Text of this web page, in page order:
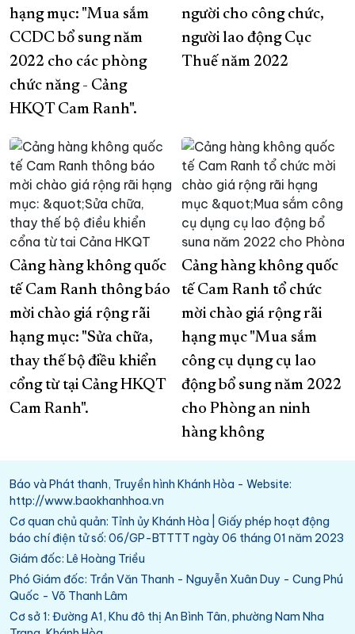
hạng mục: "Mua sắm
CCDC bổ sung năm
2022 cho các phòng
chức năng - Cảng
HKQT Cam Ranh".
người cho công chức,
người lao động Cục
Thuế năm 2022
Cảng hàng không quốc
tế Cam Ranh thông báo
mời chào giá rộng rãi
hạng mục: "Sửa chữa,
thay thế bộ điều khiển
cổng từ tại Cảng HKQT
Cam Ranh".
Cảng hàng không quốc
tế Cam Ranh tổ chức
mời chào giá rộng rãi
hạng mục "Mua sắm
công cụ dụng cụ lao
động bổ sung năm 2022
cho Phòng an ninh
hàng không
Báo và Phát thanh, Truyền hình Khánh Hòa - Website:
http://www.baokhanhhoa.vn
Cơ quan chủ quản: Tỉnh ủy Khánh Hòa | Giấy phép hoạt động
báo chí điện tử số: 06/GP-BTTTT ngày 06 tháng 01 năm 2023
Giám đốc: Lê Hoàng Triều
Phó Giám đốc: Trần Văn Thanh - Nguyễn Xuân Duy - Cung Phú
Quốc - Võ Thanh Lâm
Cơ sở 1: Đường A1, Khu đô thị An Bình Tân, phường Nam Nha